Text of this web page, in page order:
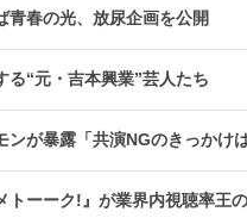
青春の光、放尿企画を公開
る“元・吉本興業”芸人たち
ンが暴露「共演NGのきっかけ
トーーク!』が業界内視聴率王